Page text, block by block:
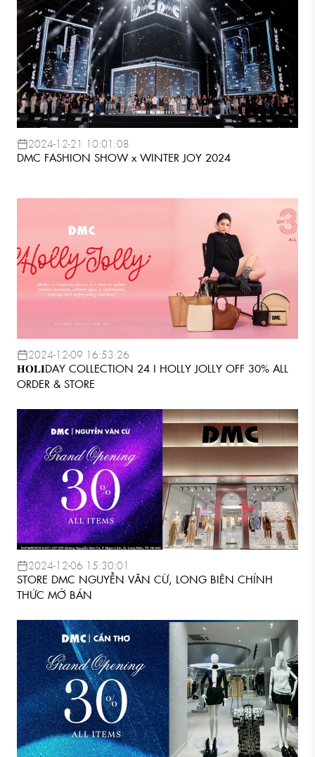
2024-12-21 10:01:08
DMC FASHION SHOW x WINTER JOY 2024
2024-12-09 16:53:26
𝐇𝐎𝐋𝐈DAY COLLECTION 24 I HOLLY JOLLY OFF 30% ALL
ORDER & STORE
2024-12-06 15:30:01
STORE DMC NGUYỄN VĂN CỪ, LONG BIÊN CHÍNH
THỨC MỞ BÁN